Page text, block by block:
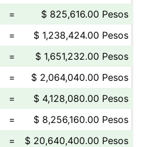
=
$ 825,616.00 Pesos
=
$ 1,238,424.00 Pesos
=
$ 1,651,232.00 Pesos
=
$ 2,064,040.00 Pesos
=
$ 4,128,080.00 Pesos
=
$ 8,256,160.00 Pesos
= $ 20,640,400.00 Pesos